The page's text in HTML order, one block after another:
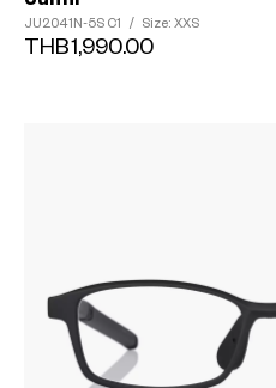
JU2041N-5S C1 / Size: XXS
THB1,990.00